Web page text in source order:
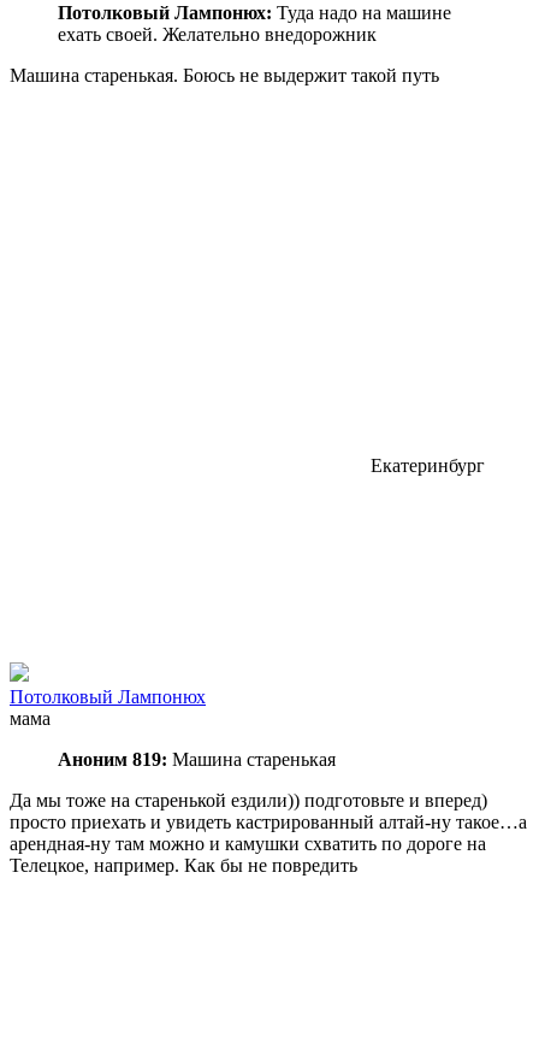
Потолковый Лампонюх: Туда надо на машине
ехать своей. Желательно внедорожник
Машина старенькая. Боюсь не выдержит такой путь
Екатеринбург
Потолковый Лампонюх
мама
Аноним 819: Машина старенькая
Да мы тоже на старенькой ездили)) подготовьте и вперед)
просто приехать и увидеть кастрированный алтай-ну такое…а
арендная-ну там можно и камушки схватить по дороге на
Телецкое, например. Как бы не повредить